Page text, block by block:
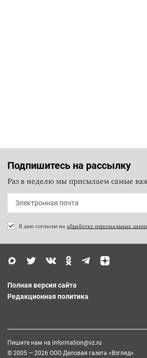
Подпишитесь на рассылку
Раз в неделю мы присылаем самые
Я даю согласие на обработку персональных
Полная версия сайта
Редакционная политика
Пишите нам на information@vz.ru
© 2005 — 2026 ООО Деловая газета «Взгляд»